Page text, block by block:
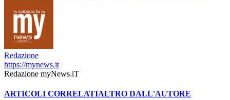
Redazione
https://mynews.it
Redazione myNews.iT
ARTICOLI CORRELATIALTRO DALL'AUTORE